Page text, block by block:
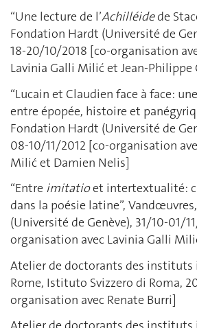
“Une lecture de l’Achilléidede
Fondation Hardt (Université de
18‑20/10/2018 [co-organisation
Lavinia Galli Milić et Jean-Philippe
“Lucain et Claudien face à face:
entre épopée, histoire et
Fondation Hardt (Université de
08‑10/11/2012 [co-organisation
Milić et Damien Nelis]
“Entre imitatioet intertextualité:
dans la poésie latine”,
(Université de Genève), 31/10‑01/
organisation avec Lavinia Galli
Atelier de doctorants des
Rome, Istituto Svizzero di Roma,
organisation avec Renate Burri]